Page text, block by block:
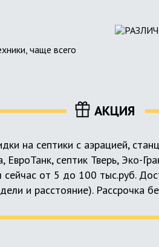
чаще всего
АКЦИЯ
на септики с аэрацией,
ЕвроТанк, септик Тверь, Эко-
от 5 до 100 тыс.руб.
и расстояние). Рассрочка